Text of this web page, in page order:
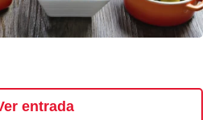
entrada